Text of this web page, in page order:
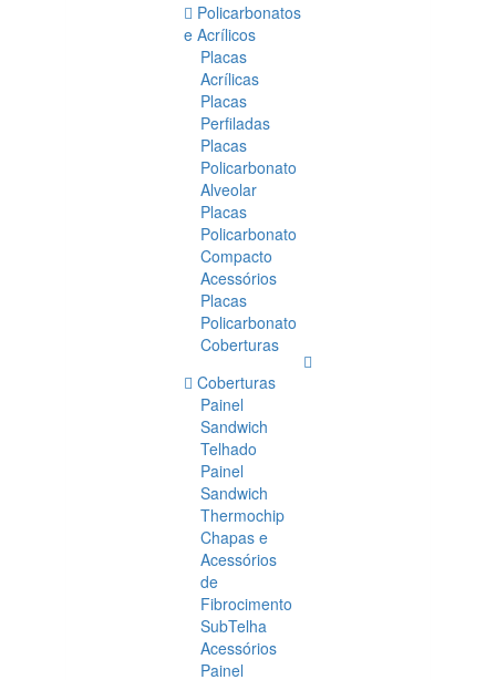
Policarbonatos
e Acrílicos
Placas
Acrílicas
Placas
Perfiladas
Placas
Policarbonato
Alveolar
Placas
Policarbonato
Compacto
Acessórios
Placas
Policarbonato
Coberturas
Coberturas
Painel
Sandwich
Telhado
Painel
Sandwich
Thermochip
Chapas e
Acessórios
de
Fibrocimento
SubTelha
Acessórios
Painel